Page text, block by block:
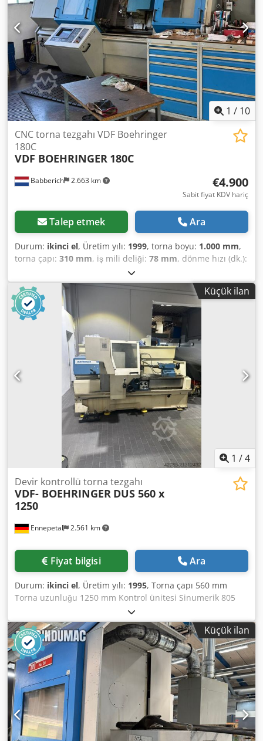
1 / 10
Babberich 2.663 km
CNC torna tezgahı VDF Boehringer
180C
VDF BOEHRINGER 180C
€4.900
Sabit fiyat KDV hariç
Talep etmek Ara
Durum: ikinci el, Üretim yılı: 1999, torna boyu: 1.000 mm,
torna çapı: 310 mm, iş mili deliği: 78 mm, dönme hızı (dk.):
, toplam yükseklik:
uzunluk:5.000 mm, toplam genişlik:2.065 mm, toplam
ağırlık:8.100 kg
, Torna boyu (DBC): 1000 mm Yatak
üzerinde sallama çapı: Ø 310 mm Mili deliği: 78 mm Güç:
25 kW Uzunluk: 5000 mm Credpfx Afszimnqs Djf Genişlik:
2065 mm Yükseklik: 2120 mm Ağırlık: 8100 kg Lütfen dikkat:
Bu sayfadaki bilgiler, tarafımızca ve mümkün olduğunca
üreticiden, en iyi bilgi birikimimizle toplanmıştır. Bilgiler iyi
niyetle verilmekte olup, doğruluğu garanti edilemez. Bu
nedenle verilen bilgiler bir teklif veya sözleşme şartı teşkil
etmemektedir. Tüm önemli detayları kontrol etmenizi
Küçük ilan
1 /4
Ennepetal 2.561 km
Devir kontrollü torna tezgahı
VDF- BOEHRINGER DUS 560 x
1250
Fiyat bilgisi Ara
Durum: ikinci el, Üretim yılı: 1995, Torna çapı 560 mm
Torna uzunluğu 1250 mm Kontrol ünitesi Sinumerik 805
Planya üzerindeki torna çapı 340 mm Mil deliği 63 mm Mil
devir hızı 3 - 2500 dev/dak İlerleme - boyuna 0,001 - 3
mm/dev İlerleme - enine 0,001 - 3 mm/dev Hızlı hareket
boyuna 7 m/dak Hızlı hareket enine 3,5 m/dak Cedpfx
Aeymp Suef Dorf Vida - mm adım 0,5 - 140 mm Vida - inç
1/4 - 56 diş/inç Vida - modül mm Ana motor 19 kW Maks.
bağlama uzunluğu 2250 mm Toplam güç ihtiyacı 24 kW
Makine ağırlığı yaklaşık 4,8 t Yer ihtiyacı yaklaşık 4,0 x 1,65
x 1,75 m Siemens, Sinumerik 805 çevrim kontrolü; konik
tornalama, vida ve kesme çevrimi için; Multifix hızlı
değişen takım tutucu "C" boy, 3 ayaklı ayna ve ara destek
Küçük ilan